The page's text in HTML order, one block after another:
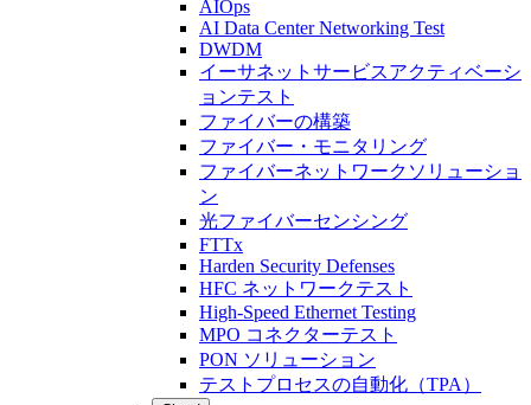
AIOps
AI Data Center Networking Test
DWDM
イーサネットサービスアクティベーシ
ョンテスト
ファイバーの構築
ファイバー・モニタリング
ファイバーネットワークソリューショ
ン
光ファイバーセンシング
FTTx
Harden Security Defenses
HFC ネットワークテスト
High-Speed Ethernet Testing
MPO コネクターテスト
PON ソリューション
テストプロセスの自動化（TPA）